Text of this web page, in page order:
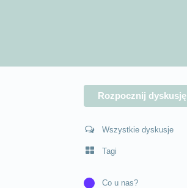
Rozpocznij dyskusję
Wszystkie dyskusje
Tagi
Co u nas?